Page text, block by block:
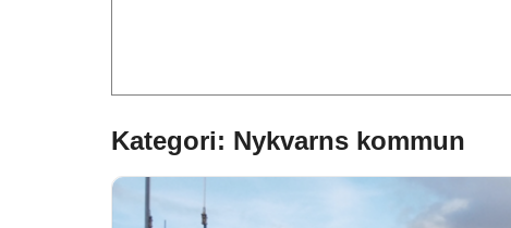
Kategori: Nykvarns kommun